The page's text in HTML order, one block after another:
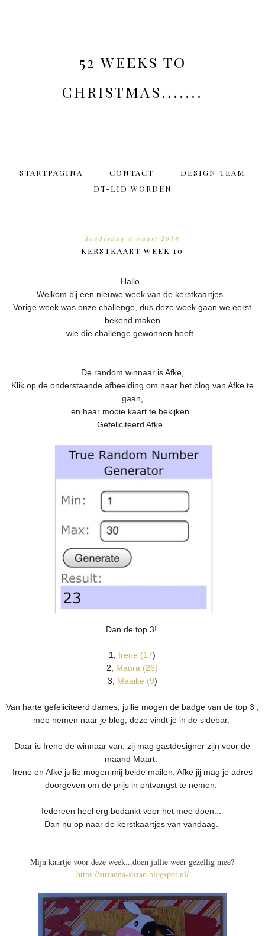
52 WEEKS TO
CHRISTMAS.......
STARTPAGINA CONTACT
DESIGN TEAM
DT-LID WORDEN
donderdag 8 maart 2018
KERSTKAART WEEK 10
Hallo,
Welkom bij een nieuwe week van de kerstkaartjes.
Vorige week was onze challenge, dus deze week gaan we eerst
bekend maken
wie die challenge gewonnen heeft.
De random winnaar is Afke,
Klik op de onderstaande afbeelding om naar het blog van Afke te
gaan,
en haar mooie kaart te bekijken.
Gefeliciteerd Afke.
Dan de top 3!
1; Irene (17)
2; Maura (26)
3; Maaike (9)
Van harte gefeliciteerd dames, jullie mogen de badge van de top 3 ,
mee nemen naar je blog, deze vindt je in de sidebar.
Daar is Irene de winnaar van, zij mag gastdesigner zijn voor de
maand Maart.
Irene en Afke jullie mogen mij beide mailen, Afke jij mag je adres
doorgeven om de prijs in ontvangst te nemen.
Iedereen heel erg bedankt voor het mee doen...
Dan nu op naar de kerstkaartjes van vandaag.
Mijn kaartje voor deze week...doen jullie weer gezellig mee?
https://suzanna-suzan.blogspot.nl/